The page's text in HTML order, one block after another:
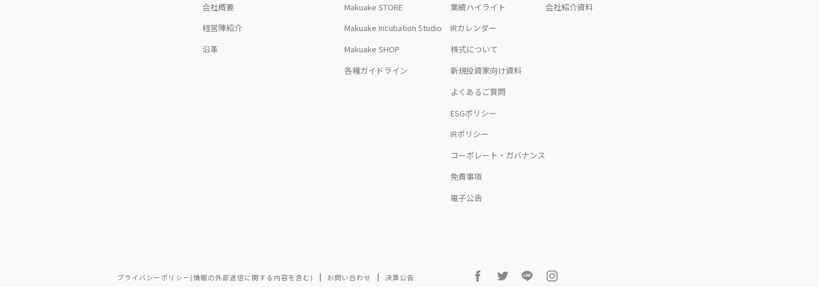
会社概要
経営陣紹介
沿革
Makuake STORE
Makuake Incubation Studio
Makuake SHOP
各種ガイドライン
業績ハイライト
IRカレンダー
株式について
新規投資家向け資料
よくあるご質問
ESGポリシー
IRポリシー
コーポレート・ガバナンス
免責事項
電子公告
会社紹介資料
プライバシーポリシー(情報の外部送信に関する内容を含む) お問い合わせ
決算公告